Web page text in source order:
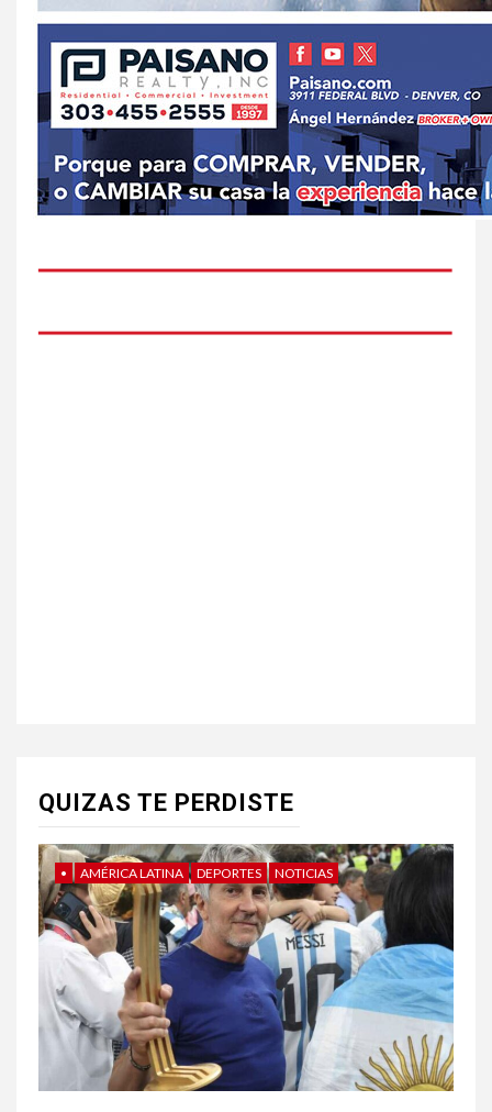
QUIZAS TE PERDISTE
• AMÉRICA LATINA DEPORTES NOTICIAS